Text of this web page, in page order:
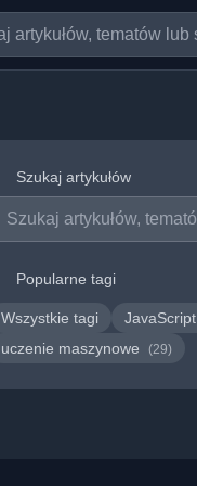
Szukaj artykułów
Popularne tagi
Wszystkie tagi JavaScript
uczenie maszynowe (29)